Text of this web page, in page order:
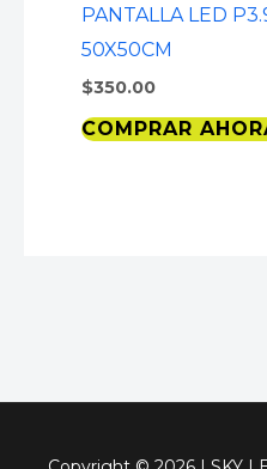
PANTALLA LED
50X50CM
$350.00
COMPRAR